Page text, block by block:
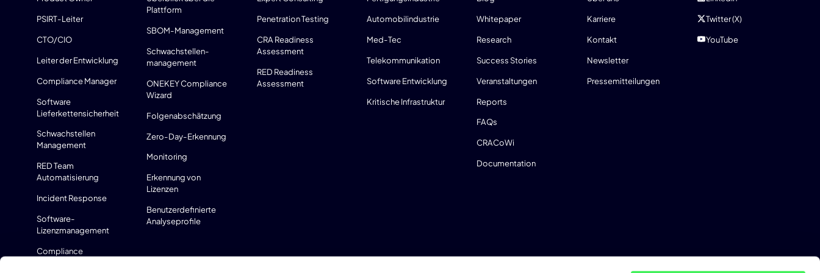
PSIRT-Leiter
CTO/CIO
Leiter der Entwicklung
Compliance Manager
Software
Lieferkettensicherheit
Schwachstellen
Management
RED Team
Automatisierung
Incident Response
Software-
Lizenzmanagement
Compliance
Plattform
SBOM-Management
Schwachstellen-
management
ONEKEY Compliance
Wizard
Folgenabschätzung
Zero-Day-Erkennung
Monitoring
Erkennung von
Lizenzen
Benutzerdefinierte
Analyseprofile
Penetration Testing
CRA Readiness
Assessment
RED Readiness
Assessment
Automobilindustrie
Med-Tec
Telekommunikation
Software Entwicklung
Kritische Infrastruktur
Whitepaper
Research
Success Stories
Veranstaltungen
Reports
FAQs
CRACoWi
Documentation
Karriere
Kontakt
Newsletter
Pressemitteilungen
Twitter (X)
YouTube